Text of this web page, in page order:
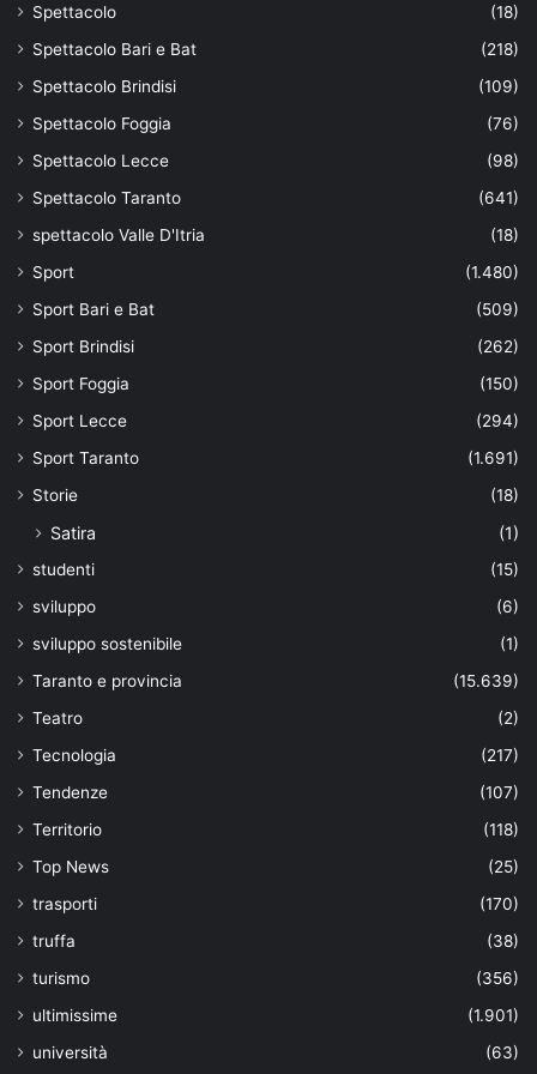
Spettacolo
(18)
Spettacolo Bari e Bat
(218)
Spettacolo Brindisi
(109)
Spettacolo Foggia
(76)
Spettacolo Lecce
(98)
Spettacolo Taranto
(641)
spettacolo Valle D'Itria
(18)
Sport
(1.480)
Sport Bari e Bat
(509)
Sport Brindisi
(262)
Sport Foggia
(150)
Sport Lecce
(294)
Sport Taranto
(1.691)
Storie
(18)
Satira (1)
studenti
(15)
sviluppo
(6)
sviluppo sostenibile
(1)
Taranto e provincia
(15.639)
Teatro
(2)
Tecnologia
(217)
Tendenze
(107)
Territorio
(118)
Top News
(25)
trasporti
(170)
truffa
(38)
turismo
(356)
ultimissime
(1.901)
università
(63)